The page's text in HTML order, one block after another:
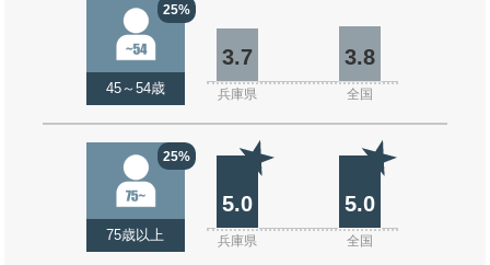
25%
45～54歳
3.7 3.8
兵庫県 全国
25%
75歳以上
5.0 5.0
兵庫県 全国